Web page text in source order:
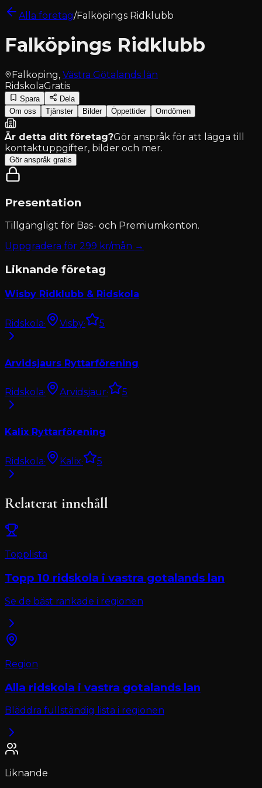
Alla företag/Falköpings Ridklubb
Falköpings Ridklubb
Falkoping, Västra Götalands län
RidskolaGratis
Spara
Dela
Om oss
Tjänster Bilder Öppettider Omdömen
Är detta ditt företag?Gör anspråk för att lägga till
kontaktuppgifter, bilder och mer.
Gör anspråk gratis
Presentation
Tillgängligt för Bas- och Premiumkonton.
Uppgradera för 299 kr/mån →
Liknande företag
Wisby Ridklubb & Ridskola
Ridskola· Visby· 5
Arvidsjaurs Ryttarförening
Ridskola· Arvidsjaur· 5
Kalix Ryttarförening
Ridskola· Kalix· 5
Relaterat innehåll
Topplista
Topp 10 ridskola i vastra gotalands lan
Se de bäst rankade i regionen
Region
Alla ridskola i vastra gotalands lan
Bläddra fullständig lista i regionen
Liknande